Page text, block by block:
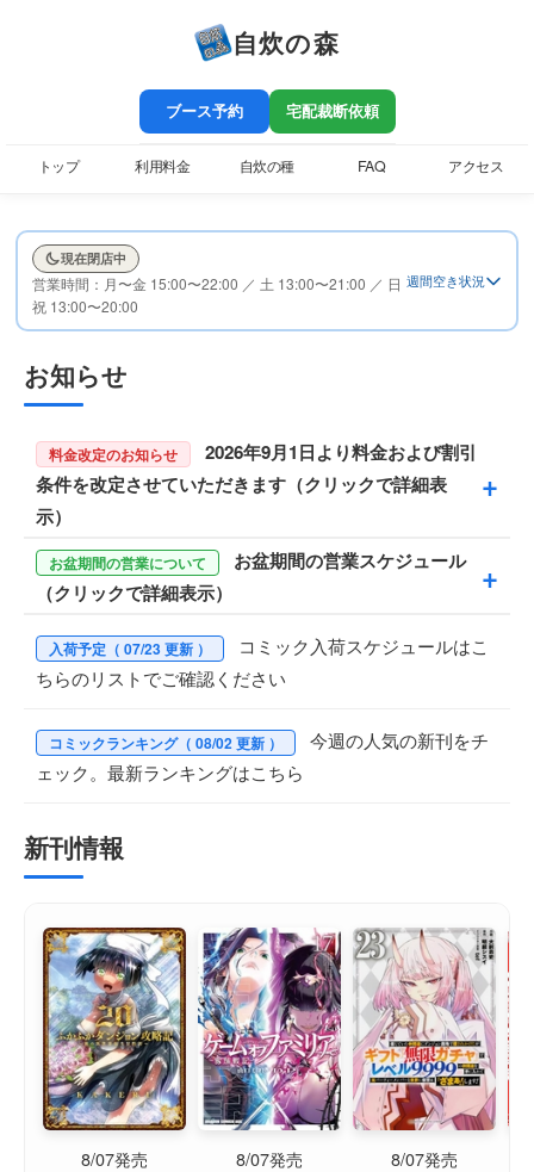
自炊の森
ブース予約 宅配裁断依頼
トップ 利用料金 自炊の種 FAQ アクセス
現在閉店中
営業時間：月〜金 15:00〜22:00 ／ 土 13:00〜21:00 ／ 日
祝 13:00〜20:00
週間空き状況
お知らせ
料金改定のお知らせ
2026年9月1日より料金および割引
条件を改定させていただきます（クリックで詳細表
示）
このたび、サービス品質の維持・向上のため、2026年9月1
きます。
■ スキャンブース利用料
■ 大量利用割引
[5％OFF]
[10％OFF]
ご利用料金
■ 宅配裁断（1冊あたり）
平綴じ・ホッチキスなし： 150円（現行：100円）
ハードカバー・ホッチキスあり：200円（現行：150円）
今後もより良いサービスをご提供できるよう努めてまいりま
すので、何卒ご理解賜りますようお願い申し上げます。
お盆期間の営業について
お盆期間の営業スケジュール
（クリックで詳細表示）
8/11(火祝) 祝日営業（13:00-20:00）
8/12(水) 祝日営業（13:00-20:00）
8/13(木)祝日営業（13:00-20:00）
8/14(金)祝日営業（13:00-20:00）
8/15(土)
祝日営業（13:00-20:00）
い場合は、8/17(月)以降の発送となります。
入荷予定（ 07/23 更新 ）
コミック入荷スケジュールはこ
ちらのリストでご確認ください
コミックランキング（ 08/02 更新 ）
今週の人気の新刊をチ
ェック。最新ランキングはこちら
新刊情報
8/07発売 8/07発売 8/07発売